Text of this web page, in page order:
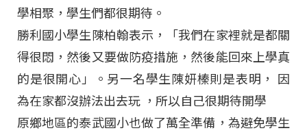
學相聚，學生們都很期待。
勝利國小學生陳柏翰表示，「我們在家裡就是都關
得很悶，然後又要做防疫措施，然後能回來上學真
的是很開心」。另一名學生陳妍榛則是表明， 因
為在家都沒辦法出去玩 ，所以自己很期待開學
原鄉地區的泰武國小也做了萬全準備，為避免學生